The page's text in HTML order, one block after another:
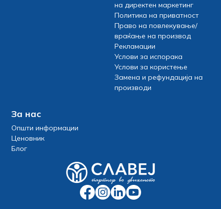
на директен маркетинг
Политика на приватност
Право на повлекување/
враќање на производ
Рекламации
Услови за испорака
Услови за користење
Замена и рефундација на
производи
За нас
Општи информации
Ценовник
Блог